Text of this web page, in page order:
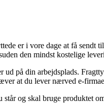
er i vore dage at få
den mindst kostelige
på din arbejdsplads.
at du lever nærved e-
og skal bruge produktet